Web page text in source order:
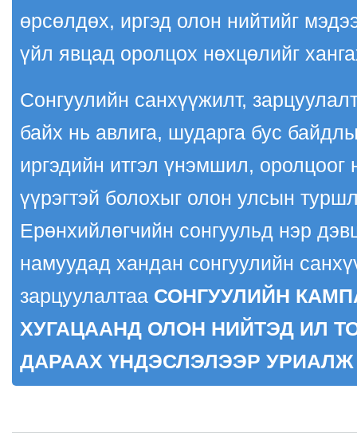
өрсөлдөх, иргэд олон нийтийг
үйл явцад оролцох нөхцөлийг
Сонгуулийн санхүүжилт,
байх нь авлига, шударга бус
иргэдийн итгэл үнэмшил, оролцоог
үүрэгтэй болохыг олон улсын
Ерөнхийлөгчийн сонгуульд нэр
намуудад хандан сонгуулийн
зарцуулалтаа СОНГУУЛИЙН
ХУГАЦААНД ОЛОН НИЙТЭД ИЛ
ДАРААХ ҮНДЭСЛЭЛЭЭР